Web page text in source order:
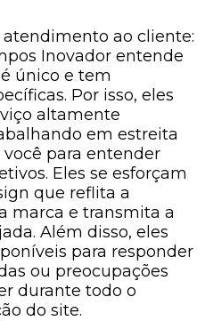
atendimento ao cliente:
Inovador entende
único e tem
Por isso, eles
altamente
em estreita
para entender
Eles se esforçam
que reflita a
marca e transmita a
Além disso, eles
para responder
ou preocupações
durante todo o
do site.